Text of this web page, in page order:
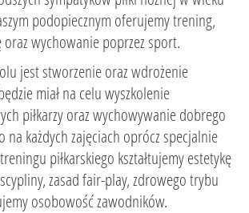
podopiecznym oferujemy trening,
oraz wychowanie poprzez sport.
jest stworzenie oraz wdrożenie
miał na celu wyszkolenie
piłkarzy oraz wychowywanie dobrego
na każdych zajęciach oprócz specjalnie
piłkarskiego kształtujemy estetykę
zasad fair-play, zdrowego trybu
osobowość zawodników.